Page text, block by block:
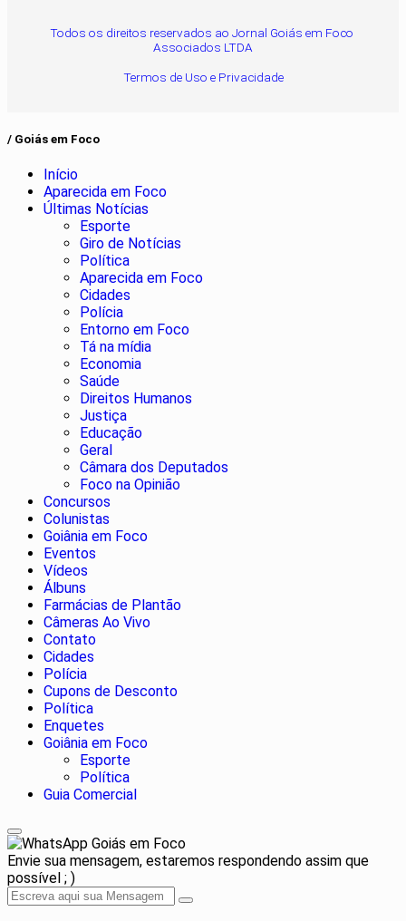
Todos os direitos reservados ao Jornal Goiás em Foco
Associados LTDA
Termos de Uso e Privacidade
/ Goiás em Foco
Início
Aparecida em Foco
Últimas Notícias
Esporte
Giro de Notícias
Política
Aparecida em Foco
Cidades
Polícia
Entorno em Foco
Tá na mídia
Economia
Saúde
Direitos Humanos
Justiça
Educação
Geral
Câmara dos Deputados
Foco na Opinião
Concursos
Colunistas
Goiânia em Foco
Eventos
Vídeos
Álbuns
Farmácias de Plantão
Câmeras Ao Vivo
Contato
Cidades
Polícia
Cupons de Desconto
Política
Enquetes
Goiânia em Foco
Esporte
Política
Guia Comercial
Goiás em Foco
Envie sua mensagem, estaremos respondendo assim que
possível ; )